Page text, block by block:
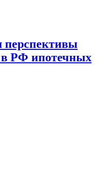
перспективы
РФ ипотечных